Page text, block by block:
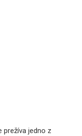
prežíva jedno z